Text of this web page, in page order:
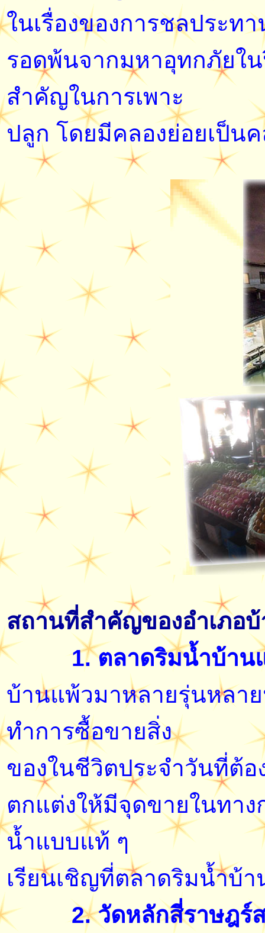
ในเรื่องของการชลประท
รอดพ้นจากมหาอุทกภัยใ
สำคัญในการเพาะ
ปลูก โดยมีคลองย่อยเป็น
สถานที่สำคัญของอำเภอ
1. ตลาดริมน้ำบ้าน
บ้านแพ้วมาหลายรุ่นหลา
ทำการซื้อขายสิ่ง
ของในชีวิตประจำวันที่ต้อ
ตกแต่งให้มีจุดขายในทา
น้ำแบบแท้ ๆ
เรียนเชิญที่ตลาดริมน้ำบ้า
2. วัดหลักสี่ราษฎร์